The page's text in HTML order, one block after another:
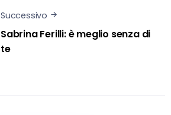
Successivo
Sabrina Ferilli: è meglio senza di
te